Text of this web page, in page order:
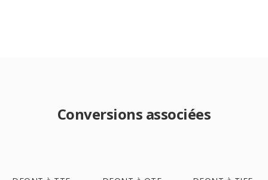
Conversions associées